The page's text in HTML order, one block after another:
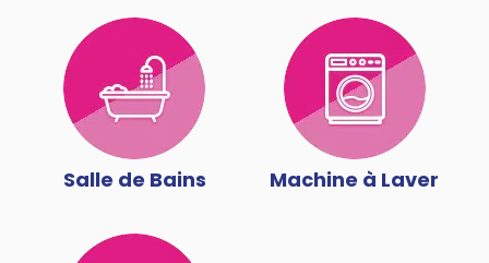
Salle de Bains Machine à Laver